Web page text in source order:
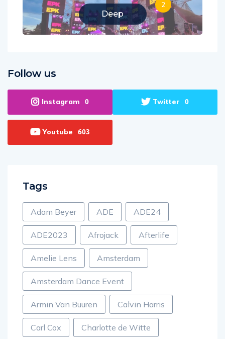
Deep
2
Follow us
Instagram 0 Twitter 0
Youtube 603
Tags
Adam Beyer ADE ADE24
ADE2023 Afrojack Afterlife
Amelie Lens Amsterdam
Amsterdam Dance Event
Armin Van Buuren Calvin Harris
Carl Cox Charlotte de Witte